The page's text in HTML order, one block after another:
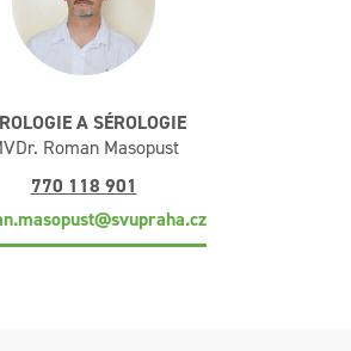
A SÉROLOGIE
Roman Masopust
770 118 901